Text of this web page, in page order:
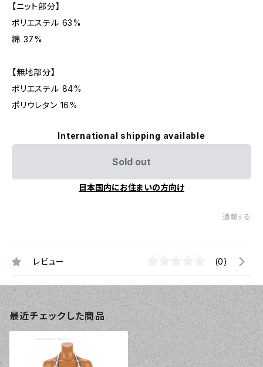
【ニット部分】
ポリエステル 63%
綿 37%
【無地部分】
ポリエステル 84%
ポリウレタン 16%
International shipping available
Sold out
日本国内にお住まいの方向け
通報する
レビュー (0)
最近チェックした商品